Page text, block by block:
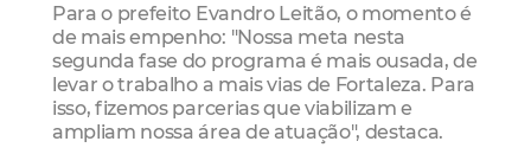
Para o prefeito Evandro Leitão, o momento é
de mais empenho: "Nossa meta nesta
segunda fase do programa é mais ousada, de
levar o trabalho a mais vias de Fortaleza. Para
isso, fizemos parcerias que viabilizam e
ampliam nossa área de atuação", destaca.